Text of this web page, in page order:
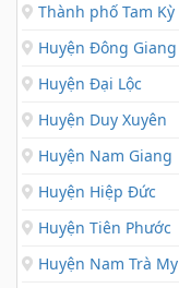
Thành phố Tam Kỳ
Huyện Đông Giang
Huyện Đại Lộc
Huyện Duy Xuyên
Huyện Nam Giang
Huyện Hiệp Đức
Huyện Tiên Phước
Huyện Nam Trà My